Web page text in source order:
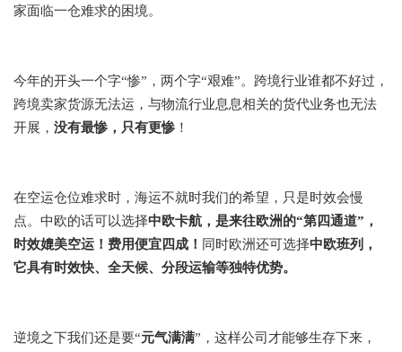
家面临一仓难求的困境。
今年的开头一个字“惨”，两个字“艰难”。跨境行业谁都不好过，
跨境卖家货源无法运，与物流行业息息相关的货代业务也无法
开展， 没有最惨，只有更惨 ！
在空运仓位难求时，海运不就时我们的希望，只是时效会慢
点。中欧的话可以选择中欧卡航，是来往欧洲的“第四通道”，
时效媲美空运！费用便宜四成！ 同时欧洲还可选择中欧班列，
它具有时效快、全天候、分段运输等独特优势。
逆境之下我们还是要“元气满满”，这样公司才能够生存下来，